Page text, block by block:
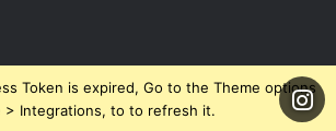
Token is expired, Go to the Theme options
> Integrations, to to refresh it.